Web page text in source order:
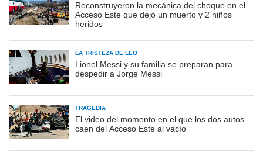
Reconstruyeron la mecánica del choque en el
Acceso Este que dejó un muerto y 2 niños
heridos
LA TRISTEZA DE LEO
Lionel Messi y su familia se preparan para
despedir a Jorge Messi
TRAGEDIA
El video del momento en el que los dos autos
caen del Acceso Este al vacío